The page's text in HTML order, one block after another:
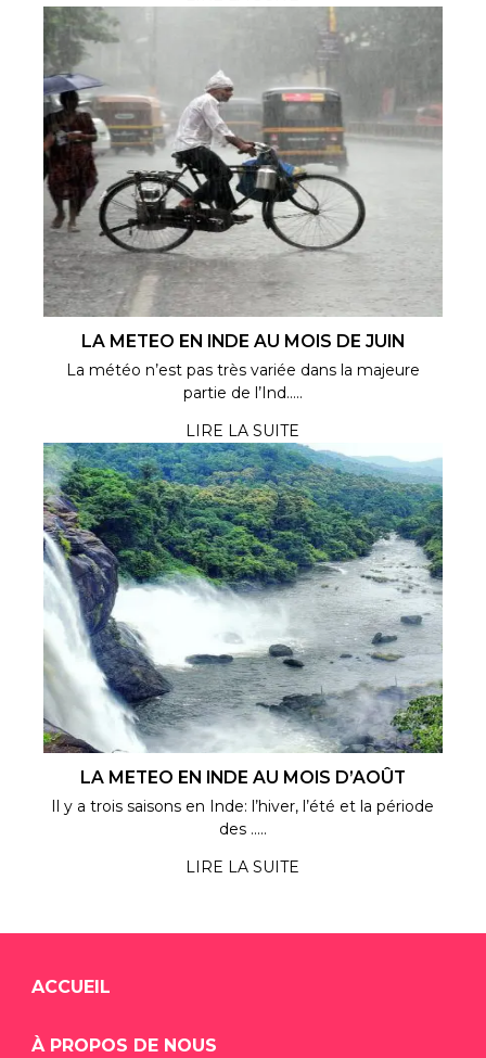
LA METEO EN INDE AU MOIS DE JUIN
La météo n’est pas très variée dans la majeure
partie de l’Ind.....
LIRE LA SUITE
LA METEO EN INDE AU MOIS D’AOÛT
Il y a trois saisons en Inde: l’hiver, l’été et la période
des .....
LIRE LA SUITE
ACCUEIL
À PROPOS DE NOUS